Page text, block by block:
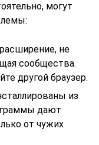
могут
не
сообщества.
другой браузер.
из
дают
от чужих